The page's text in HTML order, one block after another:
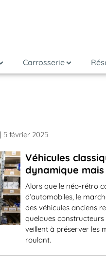
Carrosserie
| 5 février 2025
Véhicules
dynamique
Alors que le néo-rétro
d’automobiles, le
des véhicules anciens
quelques constructeurs
veillent à préserver les
roulant.